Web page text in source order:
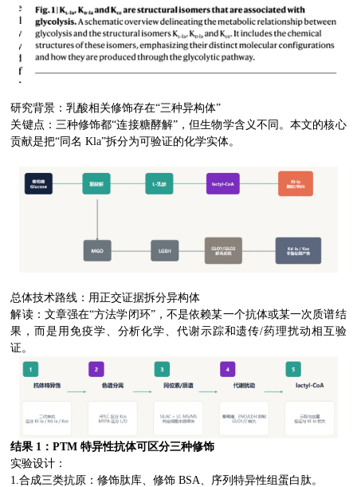
研究背景：乳酸相关修饰存在“三种异构体”
关键点：三种修饰都“连接糖酵解”，但生物学含义不同。本文的核心
贡献是把“同名 Kla”拆分为可验证的化学实体。
总体技术路线：用正交证据拆分异构体
解读：文章强在“方法学闭环”，不是依赖某一个抗体或某一次质谱结
果，而是用免疫学、分析化学、代谢示踪和遗传/药理扰动相互验
证。
结果 1：PTM 特异性抗体可区分三种修饰
实验设计：
1.合成三类抗原：修饰肽库、修饰 BSA、序列特异性组蛋白肽。